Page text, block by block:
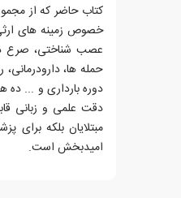
خصوص زمینه های
عصب شناختی، صرع
حمله ها،
دوره بارداری و ...
دقت علمی و زبانی
مبتلایان بلکه برای
امیدبخش است.